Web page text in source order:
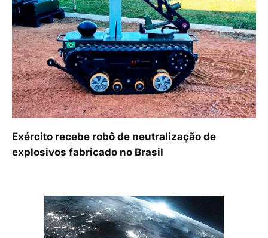
Exército recebe robô de neutralização de
explosivos fabricado no Brasil